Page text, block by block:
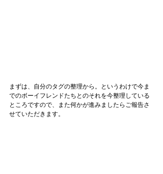
まずは、自分のタグの整理から。というわけで今ま
でのボーイフレンドたちとのそれを今整理している
ところですので、また何かが進みましたらご報告さ
せていただきます。